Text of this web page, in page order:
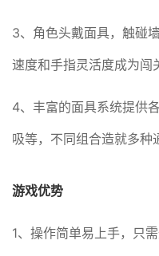
3、角色头戴面具，触碰
速度和手指灵活度成为闯
4、丰富的面具系统提供
吸等，不同组合造就多种
游戏优势
1、操作简单易上手，只